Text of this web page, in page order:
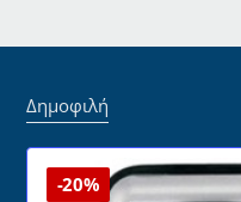
S-
Δημοφιλή
-20%